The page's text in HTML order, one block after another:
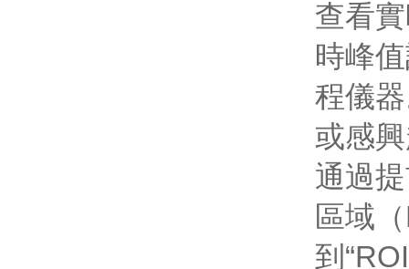
查看
時峰
程儀
或感
通過
區域
到